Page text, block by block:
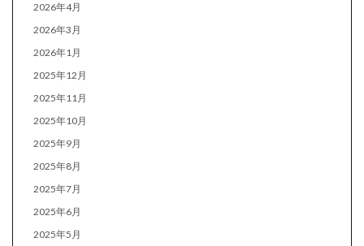
2026年4月
2026年3月
2026年1月
2025年12月
2025年11月
2025年10月
2025年9月
2025年8月
2025年7月
2025年6月
2025年5月